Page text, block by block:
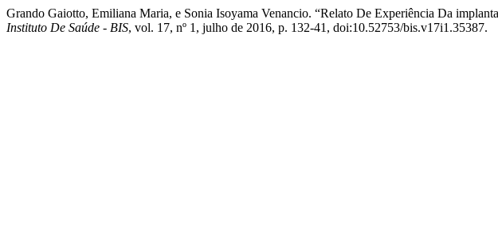
Grando Gaiotto, Emiliana Maria, e Sonia Isoyama Venancio. “Relato De Experiência Da
Instituto De Saúde - BIS, vol. 17, nº 1, julho de 2016, p. 132-41, doi:10.52753/bis.v17i1.35387.